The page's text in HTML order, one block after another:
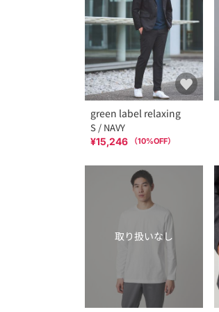
green label relaxing
S / NAVY
¥15,246 （10%OFF）
取り扱いなし